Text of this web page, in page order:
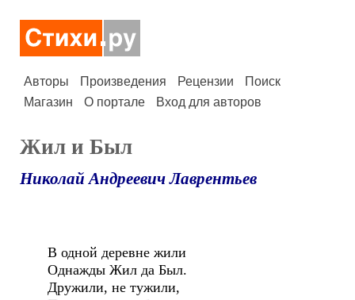
Авторы Произведения Рецензии
Поиск
Магазин
О портале Вход для авторов
Жил и Был
Николай Андреевич Лаврентьев
В одной деревне жили
Однажды Жил да Был.
Дружили, не тужили,